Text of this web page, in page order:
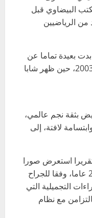
البيضاوي قبل
الرياضيين
بعيدة تماما عن
أيامه الأولى مع مانشستر يونايتد عام 2003، حين ظهر شابا
بثقة نجم عالمي،
لافتة، إلى
استعرض صورا
من مسيرة النجم البرتغالي الممتدة 22 عاما، وفقا للجراح
التجميلية التي
مع نظام